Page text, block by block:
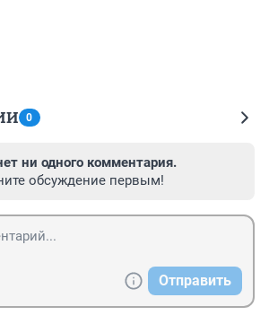
0
ни одного комментария.
обсуждение первым!
Отправить